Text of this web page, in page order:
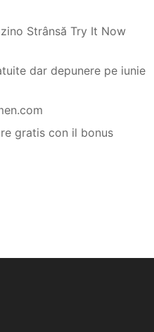
Strânsă Try It Now
dar depunere pe iunie
gratis con il bonus